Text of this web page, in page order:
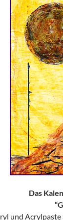
Das
und Acrylpaste